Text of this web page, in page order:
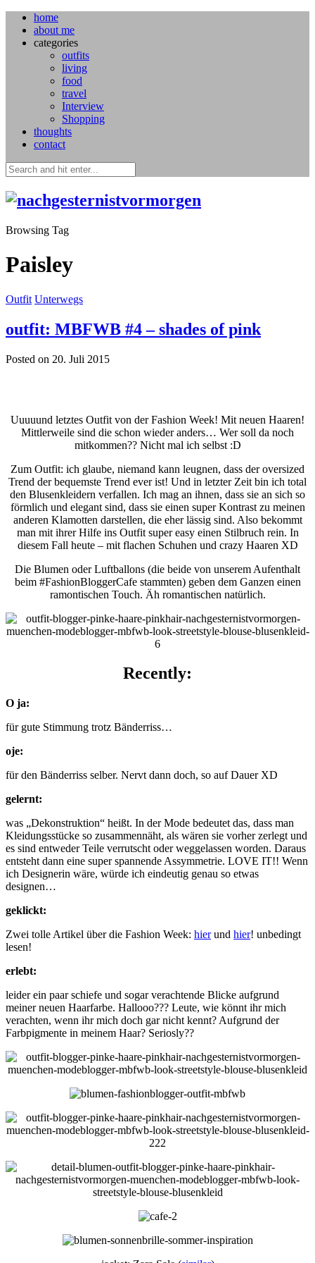
home
about me
categories
outfits
living
food
travel
Interview
Shopping
thoughts
contact
Browsing Tag
Paisley
Outfit Unterwegs
outfit: MBFWB #4 – shades of pink
Posted on 20. Juli 2015
Uuuuund letztes Outfit von der Fashion Week! Mit neuen Haaren!
Mittlerweile sind die schon wieder anders… Wer soll da noch
mitkommen?? Nicht mal ich selbst :D
Zum Outfit: ich glaube, niemand kann leugnen, dass der oversized
Trend der bequemste Trend ever ist! Und in letzter Zeit bin ich total
den Blusenkleidern verfallen. Ich mag an ihnen, dass sie an sich so
förmlich und elegant sind, dass sie einen super Kontrast zu meinen
anderen Klamotten darstellen, die eher lässig sind. Also bekommt
man mit ihrer Hilfe ins Outfit super easy einen Stilbruch rein. In
diesem Fall heute – mit flachen Schuhen und crazy Haaren XD
Die Blumen oder Luftballons (die beide von unserem Aufenthalt
beim #FashionBloggerCafe stammten) geben dem Ganzen einen
ramontischen Touch. Äh romantischen natürlich.
Recently:
O ja:
für gute Stimmung trotz Bänderriss…
oje:
für den Bänderriss selber. Nervt dann doch, so auf Dauer XD
gelernt:
was „Dekonstruktion“ heißt. In der Mode bedeutet das, dass man
Kleidungsstücke so zusammennäht, als wären sie vorher zerlegt und
es sind entweder Teile verrutscht oder weggelassen worden. Daraus
entsteht dann eine super spannende Assymmetrie. LOVE IT!! Wenn
ich Designerin wäre, würde ich eindeutig genau so etwas
designen…
geklickt:
Zwei tolle Artikel über die Fashion Week: hierund hier! unbedingt
lesen!
erlebt:
leider ein paar schiefe und sogar verachtende Blicke aufgrund
meiner neuen Haarfarbe. Hallooo??? Leute, wie könnt ihr mich
verachten, wenn ihr mich doch gar nicht kennt? Aufgrund der
Farbpigmente in meinem Haar? Seriosly??